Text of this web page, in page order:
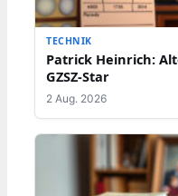
TECHNIK
Patrick Heinrich:
GZSZ-Star
2 Aug. 2026